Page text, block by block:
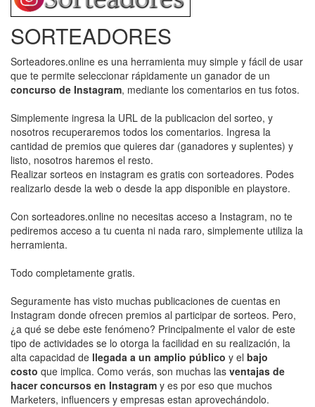
SORTEADORES
Sorteadores.online es una herramienta muy simple y fácil de usar
que te permite seleccionar rápidamente un ganador de un
concurso de Instagram, mediante los comentarios en tus fotos.
Simplemente ingresa la URL de la publicacion del sorteo, y
nosotros recuperaremos todos los comentarios. Ingresa la
cantidad de premios que quieres dar (ganadores y suplentes) y
listo, nosotros haremos el resto.
Realizar sorteos en instagram es gratis con sorteadores. Podes
realizarlo desde la web o desde la app disponible en playstore.
Con sorteadores.online no necesitas acceso a Instagram, no te
pediremos acceso a tu cuenta ni nada raro, simplemente utiliza la
herramienta.
Todo completamente gratis.
Seguramente has visto muchas publicaciones de cuentas en
Instagram donde ofrecen premios al participar de sorteos. Pero,
¿a qué se debe este fenómeno? Principalmente el valor de este
tipo de actividades se lo otorga la facilidad en su realización, la
alta capacidad de llegada a un amplio público y el bajo
costo que implica. Como verás, son muchas las ventajas de
hacer concursos en Instagram y es por eso que muchos
Marketers, influencers y empresas estan aprovechándolo.